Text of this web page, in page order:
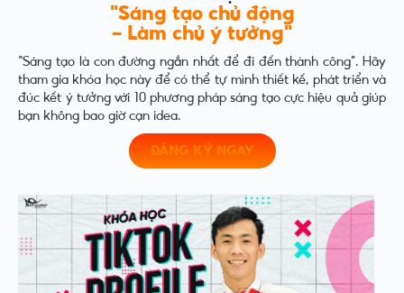
"Sáng tạo chủ động
- Làm chủ ý tưởng"
“Sáng tạo là con đường ngắn nhất để đi đến thành công”. Hãy
tham gia khóa học này để có thể tự mình thiết kế, phát triển và
đúc kết ý tưởng với 10 phương pháp sáng tạo cực hiệu quả giúp
bạn không bao giờ cạn idea.
ĐĂNG KÝ NGAY